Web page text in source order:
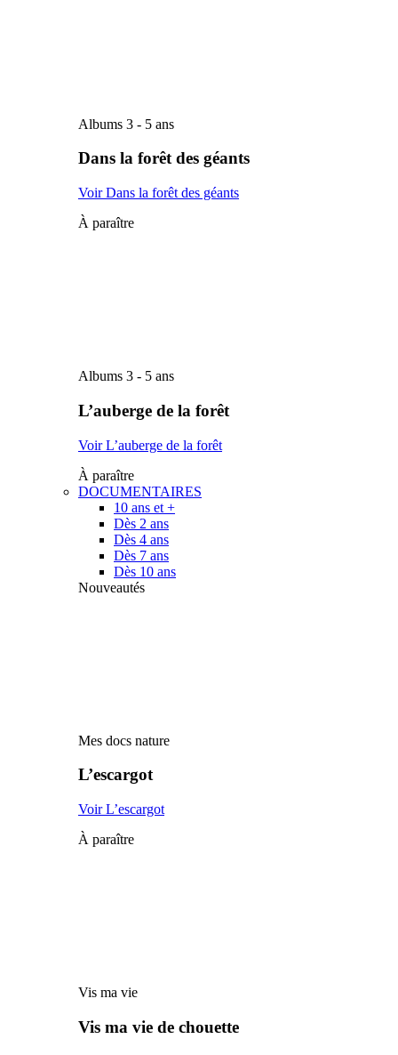
Albums 3 - 5 ans
Dans la forêt des géants
Voir Dans la forêt des géants
À paraître
Albums 3 - 5 ans
L’auberge de la forêt
Voir L’auberge de la forêt
À paraître
DOCUMENTAIRES
10 ans et +
Dès 2 ans
Dès 4 ans
Dès 7 ans
Dès 10 ans
Nouveautés
Mes docs nature
L’escargot
Voir L’escargot
À paraître
Vis ma vie
Vis ma vie de chouette